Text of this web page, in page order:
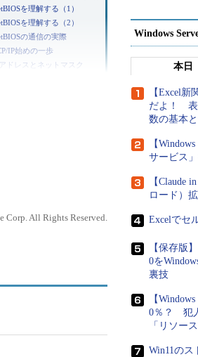
を理解する（1）
を理解する（2）
の通信の実際
IP始めの一歩
ドレスとネットマスク
頼性を実現するTCP（3）
over TCP/IP（1）
使われているサービ
ことにより、
All Rights Reserved.
Windows
本日
【Excel
だよ！ 表
数の基本
【
サービス
【Claude
ロード）
Excelでセ
【保存版
0を
裏技
【
0％？ 犯
「リソー
Win11の